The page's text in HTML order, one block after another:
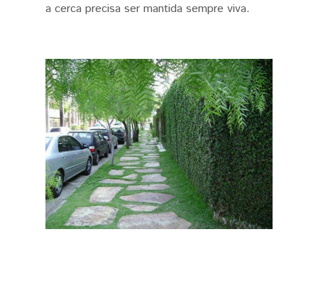
a cerca precisa ser mantida sempre viva.